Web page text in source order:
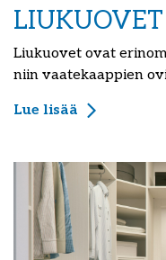
LIUKUOVET
Liukuovet ovat
niin vaatekaappien
Lue lisää